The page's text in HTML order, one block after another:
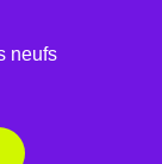
neufs